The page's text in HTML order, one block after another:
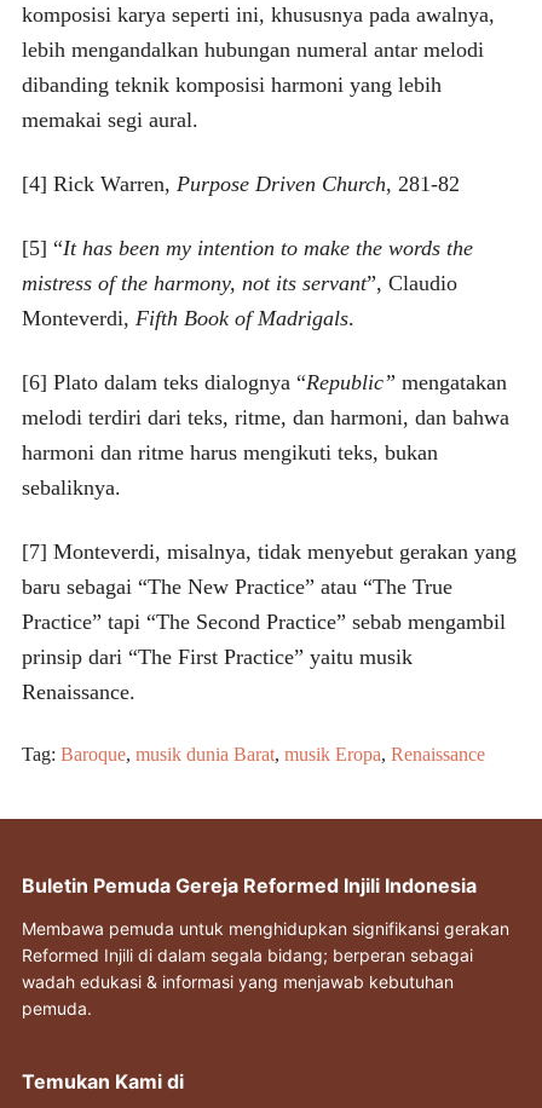
komposisi karya seperti ini, khususnya pada awalnya,
lebih mengandalkan hubungan numeral antar melodi
dibanding teknik komposisi harmoni yang lebih
memakai segi aural.
[4] Rick Warren, Purpose Driven Church, 281-82
[5] “It has been my intention to make the words the
mistress of the harmony, not its servant”, Claudio
Monteverdi, Fifth Book of Madrigals.
[6] Plato dalam teks dialognya “Republic” mengatakan
melodi terdiri dari teks, ritme, dan harmoni, dan bahwa
harmoni dan ritme harus mengikuti teks, bukan
sebaliknya.
[7] Monteverdi, misalnya, tidak menyebut gerakan yang
baru sebagai “The New Practice” atau “The True
Practice” tapi “The Second Practice” sebab mengambil
prinsip dari “The First Practice” yaitu musik
Renaissance.
Tag: Baroque, musik dunia Barat, musik Eropa, Renaissance
Buletin Pemuda Gereja Reformed Injili Indonesia
Membawa pemuda untuk menghidupkan signifikansi gerakan
Reformed Injili di dalam segala bidang; berperan sebagai
wadah edukasi & informasi yang menjawab kebutuhan
pemuda.
Temukan Kami di